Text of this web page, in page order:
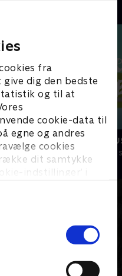
fra
dig den bedste
og til at
cookie-data til
egne og andres
cookies
dit samtykke
indstillinger’ i
Lille røde
Børneserier • 1